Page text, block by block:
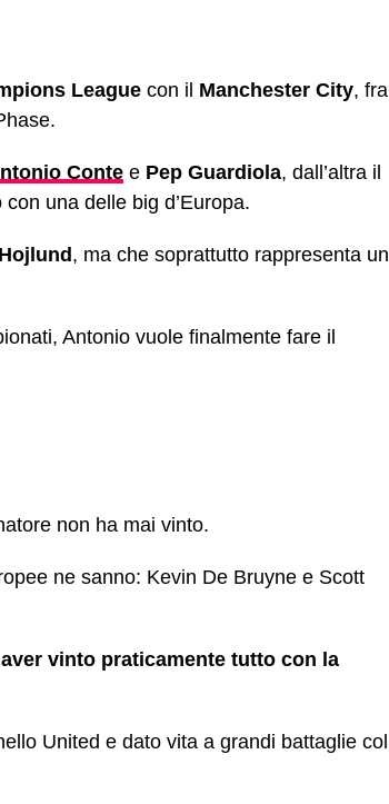
League con il Manchester City, fra
Conte e Pep Guardiola, dall’altra il
una delle big d’Europa.
Hojlund , ma che soprattutto rappresenta un
Antonio vuole finalmente fare il
non ha mai vinto.
ne sanno: Kevin De Bruyne e Scott
vinto praticamente tutto con la
United e dato vita a grandi battaglie col